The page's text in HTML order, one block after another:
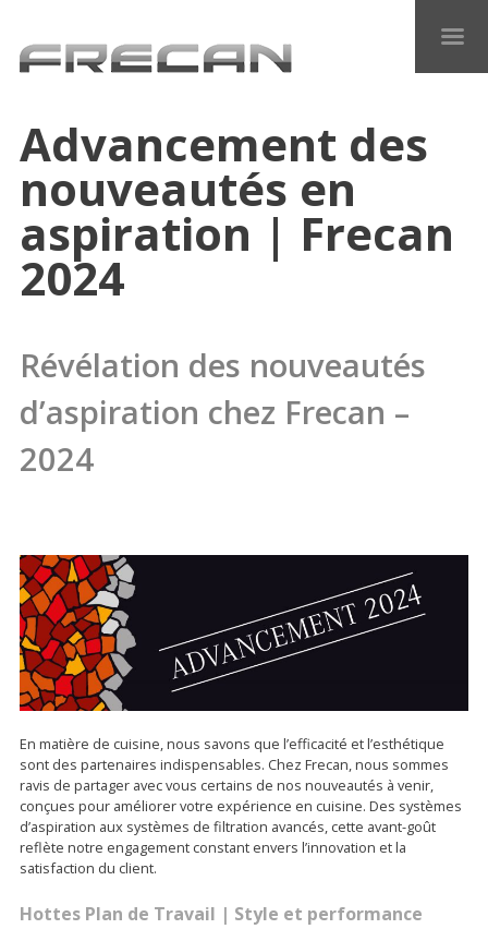
Advancement des
nouveautés en
aspiration | Frecan
2024
Révélation des nouveautés
d’aspiration chez Frecan –
2024
En matière de cuisine, nous savons que l’efficacité et l’esthétique
sont des partenaires indispensables. Chez Frecan, nous sommes
ravis de partager avec vous certains de nos nouveautés à venir,
conçues pour améliorer votre expérience en cuisine. Des systèmes
d’aspiration aux systèmes de filtration avancés, cette avant-goût
reflète notre engagement constant envers l’innovation et la
satisfaction du client.
Hottes Plan de Travail | Style et performance